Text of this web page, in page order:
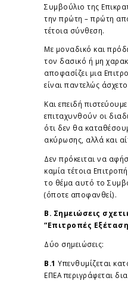
Συμβούλιο της
την πρώτη – πρώτη
τέτοια σύνθεση.
Με μοναδικό και
τον δασικό ή μη
αποφασίζει μια
είναι παντελώς
Και επειδή
επιταχυνθούν οι
ότι δεν θα
ακύρωσης, αλλά και
Δεν πρόκειται να
καμία τέτοια
το θέμα αυτό το
(όποτε αποφανθεί).
Β. Σημειώσεις
“Επιτροπές
Δύο σημειώσεις:
Β.1 Υπενθυμίζεται
ΕΠΕΑ περιγράφεται